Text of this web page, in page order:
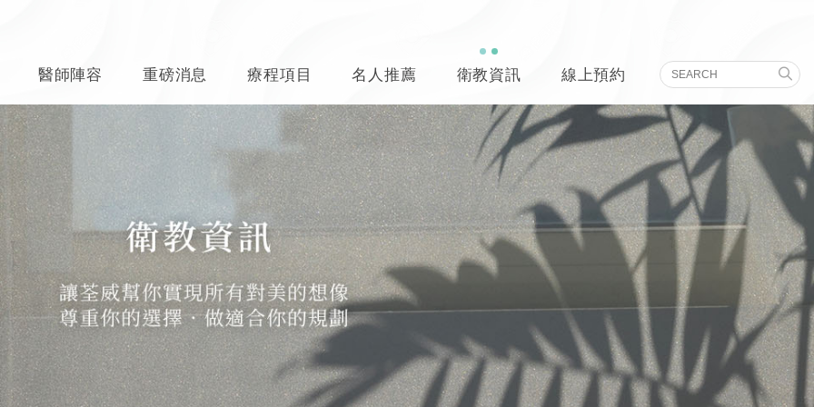
醫師陣容 重磅消息 療程項目 名人推薦 衛教資訊 線上預約